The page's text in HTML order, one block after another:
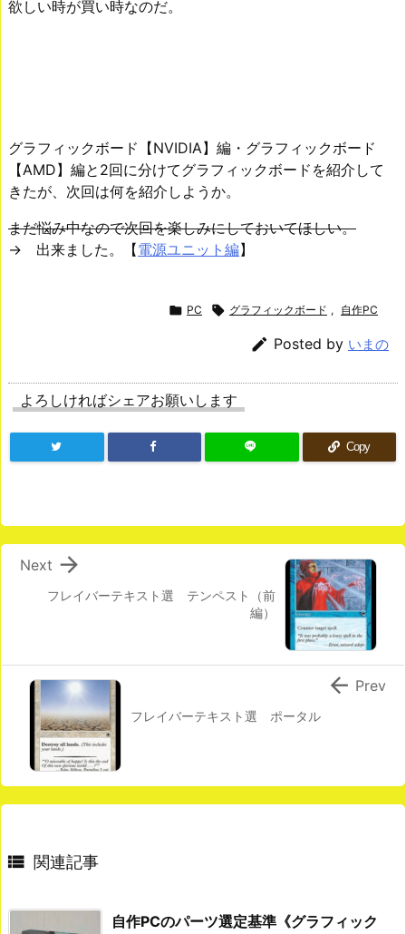
欲しい時が買い時なのだ。
グラフィックボード【NVIDIA】編・グラフィックボード
【AMD】編と2回に分けてグラフィックボードを紹介して
きたが、次回は何を紹介しようか。
まだ悩み中なので次回を楽しみにしておいてほしい。
→ 出来ました。【電源ユニット編】
 PC  グラフィックボード , 自作PC
 Posted by いまの
よろしければシェアお願いします
Copy
フレイバーテキスト選 テンペスト（前
編）

Next
フレイバーテキスト選 ポータル
 Prev
 関連記事
自作PCのパーツ選定基準《グラフィック